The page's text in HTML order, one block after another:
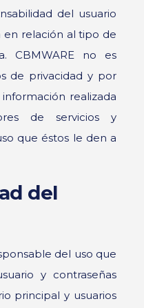
del usuario
relación al tipo de
CBMWARE no es
de privacidad y por
realizada
de servicios y
que éstos le den a
del
del uso que
y contraseñas
principal y usuarios